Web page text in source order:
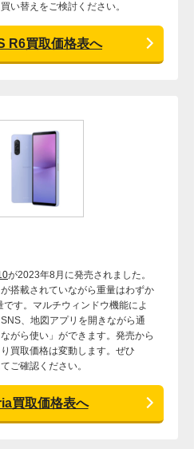
い替えをご検討ください。
R6買取価格表へ
が2023年8月に発売されました。
搭載されていながら重量はわずか
す。マルチウィンドウ機能によ
、地図アプリを開きながら通
がら使い」ができます。発売から
買取価格は変動します。ぜひ
ご確認ください。
買取価格表へ